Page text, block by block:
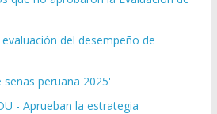
del desempeño de
peruana 2025'
- Aprueban la estrategia